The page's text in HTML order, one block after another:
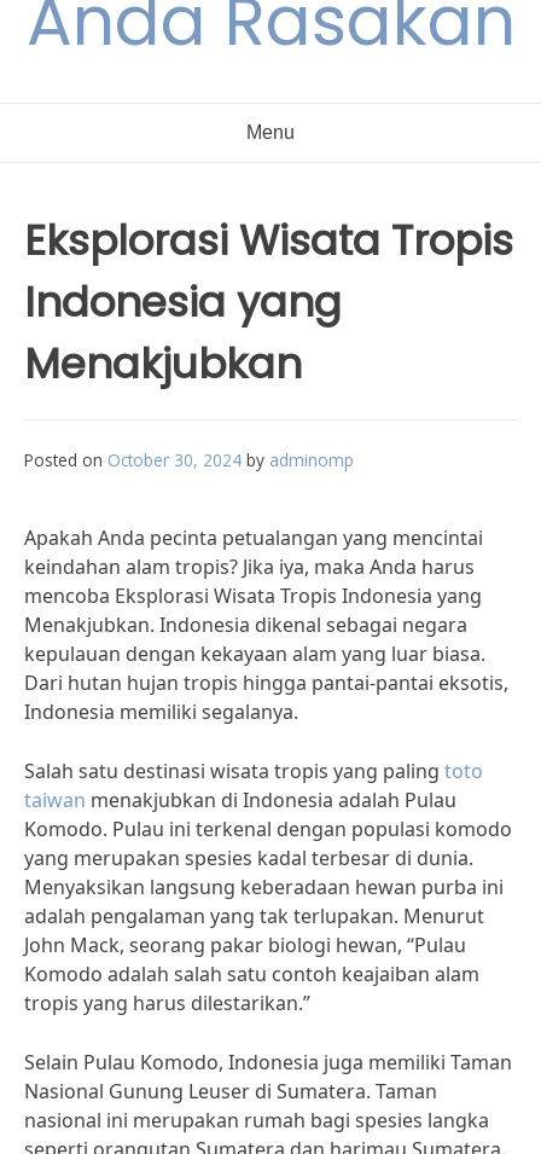
Anda Rasakan
Menu
Eksplorasi Wisata Tropis
Indonesia yang
Menakjubkan
Posted on October 30, 2024 by adminomp
Apakah Anda pecinta petualangan yang mencintai
keindahan alam tropis? Jika iya, maka Anda harus
mencoba Eksplorasi Wisata Tropis Indonesia yang
Menakjubkan. Indonesia dikenal sebagai negara
kepulauan dengan kekayaan alam yang luar biasa.
Dari hutan hujan tropis hingga pantai-pantai eksotis,
Indonesia memiliki segalanya.
Salah satu destinasi wisata tropis yang paling toto
taiwan menakjubkan di Indonesia adalah Pulau
Komodo. Pulau ini terkenal dengan populasi komodo
yang merupakan spesies kadal terbesar di dunia.
Menyaksikan langsung keberadaan hewan purba ini
adalah pengalaman yang tak terlupakan. Menurut
John Mack, seorang pakar biologi hewan, “Pulau
Komodo adalah salah satu contoh keajaiban alam
tropis yang harus dilestarikan.”
Selain Pulau Komodo, Indonesia juga memiliki Taman
Nasional Gunung Leuser di Sumatera. Taman
nasional ini merupakan rumah bagi spesies langka